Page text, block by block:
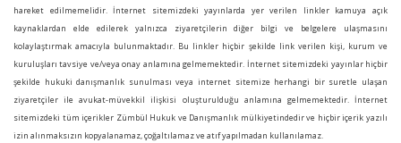
hareket edilmemelidir. İnternet sitemizdeki yayınlarda yer verilen linkler kamuya açık
kaynaklardan elde edilerek yalnızca ziyaretçilerin diğer bilgi ve belgelere ulaşmasını
kolaylaştırmak amacıyla bulunmaktadır. Bu linkler hiçbir şekilde link verilen kişi, kurum ve
kuruluşları tavsiye ve/veya onay anlamına gelmemektedir. İnternet sitemizdeki yayınlar hiçbir
şekilde hukuki danışmanlık sunulması veya internet sitemize herhangi bir suretle ulaşan
ziyaretçiler ile avukat-müvekkil ilişkisi oluşturulduğu anlamına gelmemektedir. İnternet
sitemizdeki tüm içerikler Zümbül Hukuk ve Danışmanlık mülkiyetindedir ve hiçbir içerik yazılı
izin alınmaksızın kopyalanamaz, çoğaltılamaz ve atıf yapılmadan kullanılamaz.